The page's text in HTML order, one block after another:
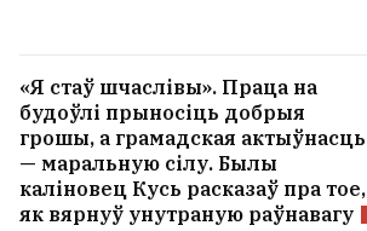
«Я стаў шчаслівы». Праца на
будоўлі прыносіць добрыя
грошы, а грамадская актыўнасць
— маральную сілу. Былы
каліновец Кусь расказаў пра тое,
як вярнуў унутраную раўнавагу